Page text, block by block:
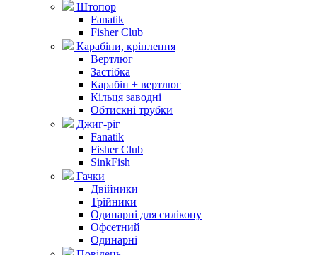
Штопор
Fanatik
Fisher Club
Карабіни, кріплення
Вертлюг
Застібка
Карабін + вертлюг
Кільця заводні
Обтискні трубки
Джиг-ріг
Fanatik
Fisher Club
SinkFish
Гачки
Двійники
Трійники
Одинарні для силікону
Офсетний
Одинарні